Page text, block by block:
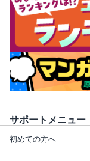
サポートメニュー
初めての方へ